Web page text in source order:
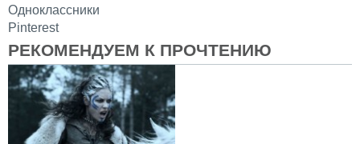
Одноклассники
Pinterest
РЕКОМЕНДУЕМ К ПРОЧТЕНИЮ